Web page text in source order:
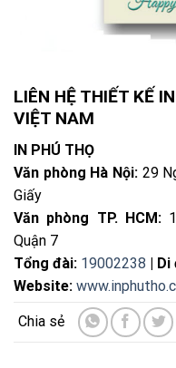
LIÊN HỆ THIẾT KẾ
VIỆT NAM
IN PHÚ THỌ
Văn phòng Hà Nội: 29
Giấy
Văn phòng TP. HCM:
Quận 7
Tổng đài: 19002238 | Di
Website: